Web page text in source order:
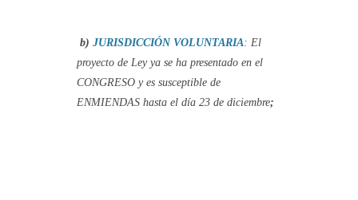
b) JURISDICCIÓN VOLUNTARIA: El
proyecto de Ley ya se ha presentado en el
CONGRESO y es susceptible de
ENMIENDAS hasta el día 23 de diciembre;